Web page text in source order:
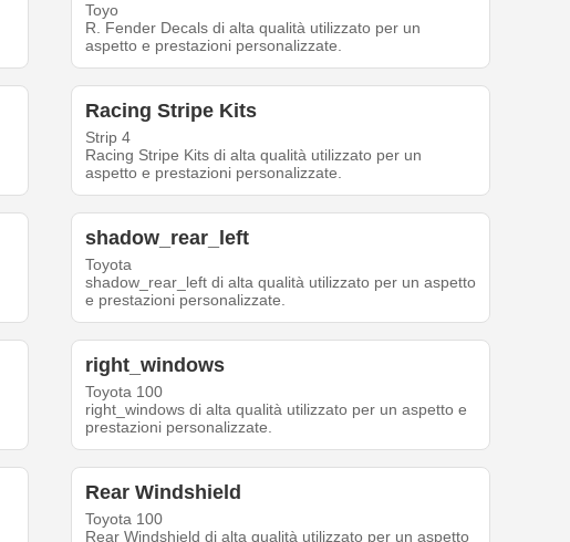
Toyo
R. Fender Decals di alta qualità utilizzato per un
aspetto e prestazioni personalizzate.
Racing Stripe Kits
Strip 4
Racing Stripe Kits di alta qualità utilizzato per un
aspetto e prestazioni personalizzate.
shadow_rear_left
Toyota
shadow_rear_left di alta qualità utilizzato per un aspetto
e prestazioni personalizzate.
right_windows
Toyota 100
right_windows di alta qualità utilizzato per un aspetto e
prestazioni personalizzate.
Rear Windshield
Toyota 100
Rear Windshield di alta qualità utilizzato per un aspetto